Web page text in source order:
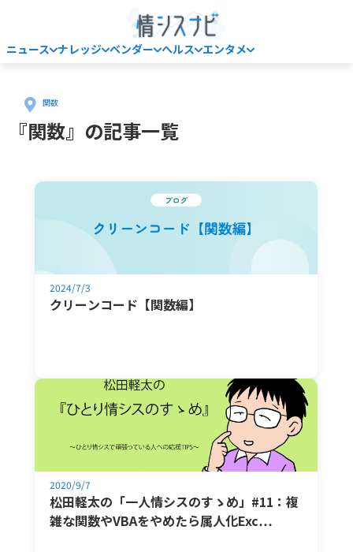
ニュース ナレッジ ベンダー ヘルス エンタメ
Home
関数
『関数』の記事一覧
2024/7/3
クリーンコード【関数編】
2020/9/7
松田軽太の「一人情シスのすゝめ」#11：複
雑な関数やVBAをやめたら属人化Exc…